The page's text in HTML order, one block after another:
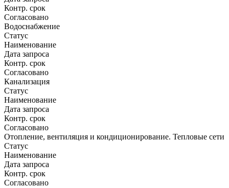
Контр. срок
Согласовано
Водоснабжение
Статус
Наименование
Дата запроса
Контр. срок
Согласовано
Канализация
Статус
Наименование
Дата запроса
Контр. срок
Согласовано
Отопление, вентиляция и кондиционирование. Тепловые сети
Статус
Наименование
Дата запроса
Контр. срок
Согласовано